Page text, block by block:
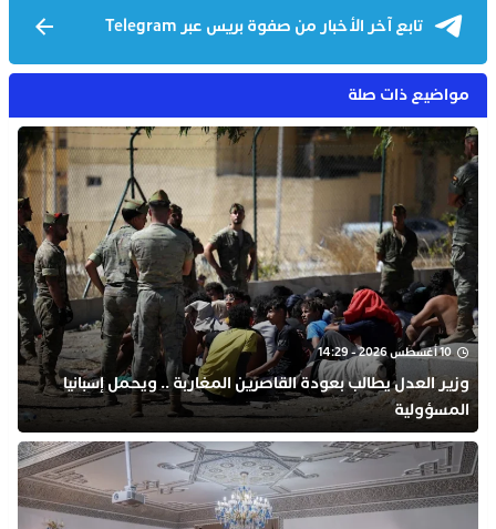
تابع آخر الأخبار من صفوة بريس عبر Telegram
مواضيع ذات صلة
10 أغسطس 2026 - 14:29
وزير العدل يطالب بعودة القاصرين المغاربة .. ويحمل إسبانيا
المسؤولية